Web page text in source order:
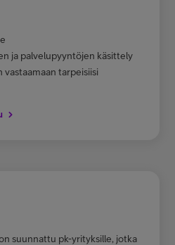
ja palvelupyyntöjen käsittely
vastaamaan tarpeisiisi
suunnattu pk-yrityksille, jotka